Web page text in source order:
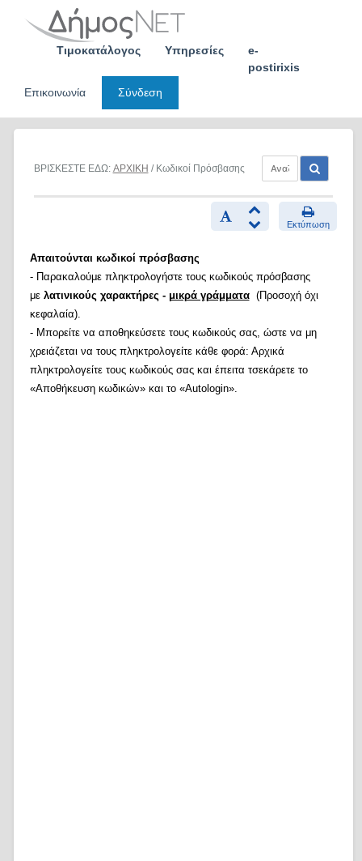
Τιμοκατάλογος Υπηρεσίες
e-
postirixis
Επικοινωνία
Σύνδεση
ΒΡΙΣΚΕΣΤΕ ΕΔΩ: ΑΡΧΙΚΗ / Κωδικοί Πρόσβασης
Εκτύπωση
Απαιτούνται κωδικοί πρόσβασης
- Παρακαλούμε πληκτρολογήστε τους κωδικούς πρόσβασης
με λατινικούς χαρακτήρες - μικρά γράμματα(Προσοχή όχι
κεφαλαία).
- Μπορείτε να αποθηκεύσετε τους κωδικούς σας, ώστε να μη
χρειάζεται να τους πληκτρολογείτε κάθε φορά: Αρχικά
πληκτρολογείτε τους κωδικούς σας και έπειτα τσεκάρετε το
«Αποθήκευση κωδικών» και το «Autologin».